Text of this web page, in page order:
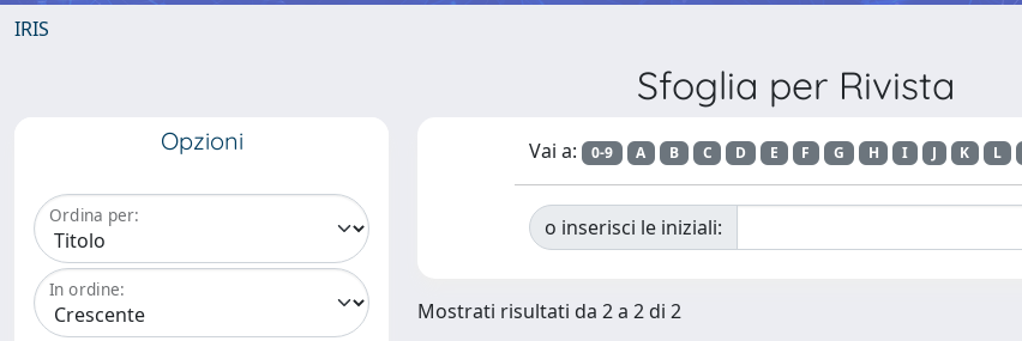
IRIS
Sfoglia per Rivista
Opzioni
Ordina per:
In ordine:
Vai a: 0-9 A B C D E F G H I J K L
o inserisci le iniziali:
Mostrati risultati da 2 a 2 di 2